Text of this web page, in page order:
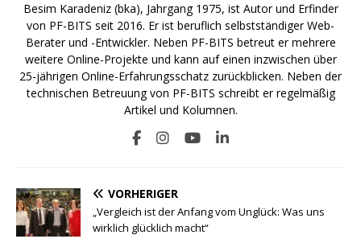
Besim Karadeniz (bka), Jahrgang 1975, ist Autor und Erfinder
von PF-BITS seit 2016. Er ist beruflich selbstständiger Web-
Berater und -Entwickler. Neben PF-BITS betreut er mehrere
weitere Online-Projekte und kann auf einen inzwischen über
25-jährigen Online-Erfahrungsschatz zurückblicken. Neben der
technischen Betreuung von PF-BITS schreibt er regelmäßig
Artikel und Kolumnen.
VORHERIGER
„Vergleich ist der Anfang vom Unglück: Was uns
wirklich glücklich macht“